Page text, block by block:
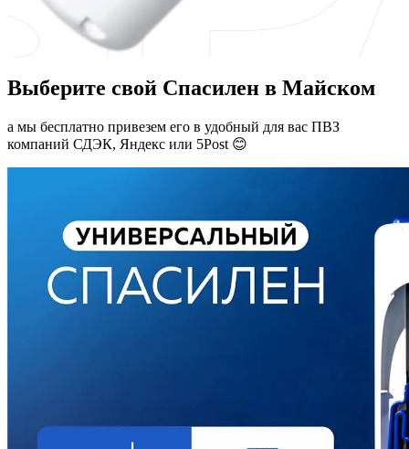
Выберите свой Спасилен в Майском
а мы бесплатно привезем его в удобный для вас ПВЗ
компаний СДЭК, Яндекс или 5Post 😊